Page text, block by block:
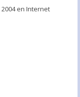
en Internet